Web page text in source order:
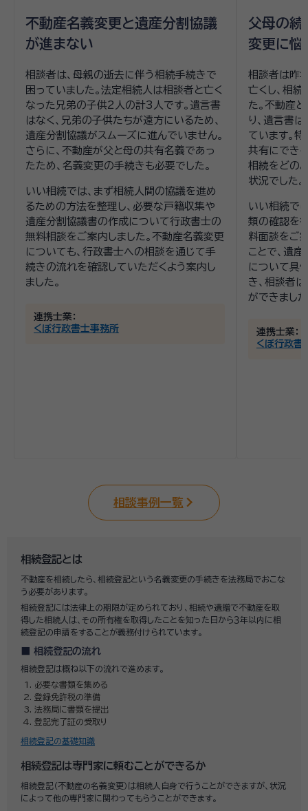
不動産名義変更と遺産分割協議
が進まない
相談者は、母親の逝去に伴う相続手続きで
困っていました。法定相続人は相談者と亡く
なった兄弟の子供2人の計3人です。遺言書
はなく、兄弟の子供たちが遠方にいるため、
遺産分割協議がスムーズに進んでいません。
さらに、不動産が父と母の共有名義であっ
たため、名義変更の手続きも必要でした。
いい相続では、まず相続人間の協議を進め
るための方法を整理し、必要な戸籍収集や
遺産分割協議書の作成について行政書士の
無料相談をご案内しました。不動産名義変更
についても、行政書士への相談を通じて手
続きの流れを確認していただくよう案内し
ました。
連携士業：
くぼ行政書士事務所
父母の続
変更に悩
相談者は昨
亡くし、相
た。不動産と
り、遺言書
ています。
共有にでき
相続をどの
状況でした。
いい相続で
類の確認を
料面談をご
ことで、遺
について具
き、相談者
ができました
連携士業：
くぼ行政書
相談事例一覧
相続登記とは
不動産を相続したら、相続登記という名義変更の手続きを法務局でおこな
う必要があります。
相続登記には法律上の期限が定められており、相続や遺贈で不動産を取
得した相続人は、その所有権を取得したことを知った日から３年以内に相
続登記の申請をすることが義務付けられています。
相続登記の流れ
相続登記は概ね以下の流れで進めます。
必要な書類を集める
登録免許税の準備
法務局に書類を提出
登記完了証の受取り
相続登記の基礎知識
相続登記は専門家に頼むことができるか
相続登記（不動産の名義変更）は相続人自身で行うことができますが、状況
によって他の専門家に関わってもらうことができます。